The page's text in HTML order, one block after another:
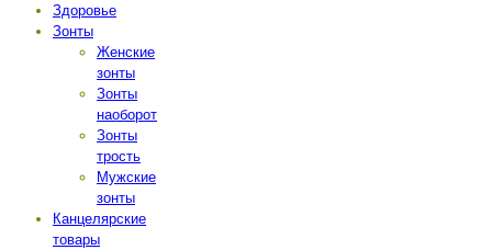
Здоровье
Зонты
Женские
зонты
Зонты
наоборот
Зонты
трость
Мужские
зонты
Канцелярские
товары